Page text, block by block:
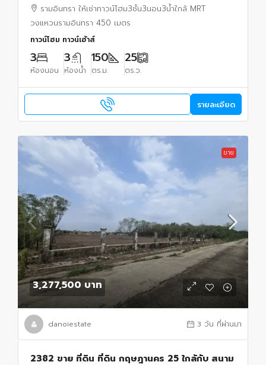
ครบ โซฟา เตียงนอน แอร์4 พร้อมเข้าอยู่รามอินทรา
รามอินทรา ให้เช่าทาวน์โฮม3ชั้น3นอน3น้ำใกล้ MRT
วงแหวนรามอินทรา 450 เมตร
ทาวน์โฮม ทาวน์เฮ้าส์
3
ห้องนอน
3
ห้องน้ำ
150
ตร.ม.
25
ตร.ว.
รายละเอียด
ขาย
3,277,500 บาท
danoiestate 3 วัน ที่ผ่านมา
2382 ขาย ที่ดิน ที่ดิน กฤษฎานคร 25 ใกล้กับ สนาม